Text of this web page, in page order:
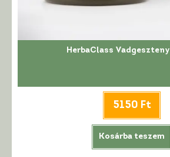
HerbaClass
5150 Ft
Kosárba teszem